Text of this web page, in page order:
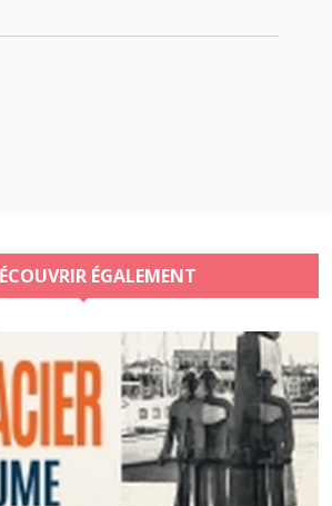
ÉGALEMENT